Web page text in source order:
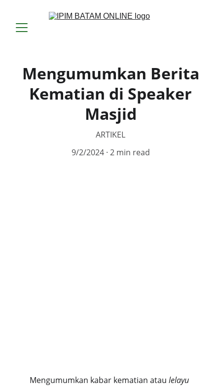
Mengumumkan Berita
Kematian di Speaker
Masjid
ARTIKEL
9/2/2024 2 min read
Mengumumkan kabar kematian atau lelayu